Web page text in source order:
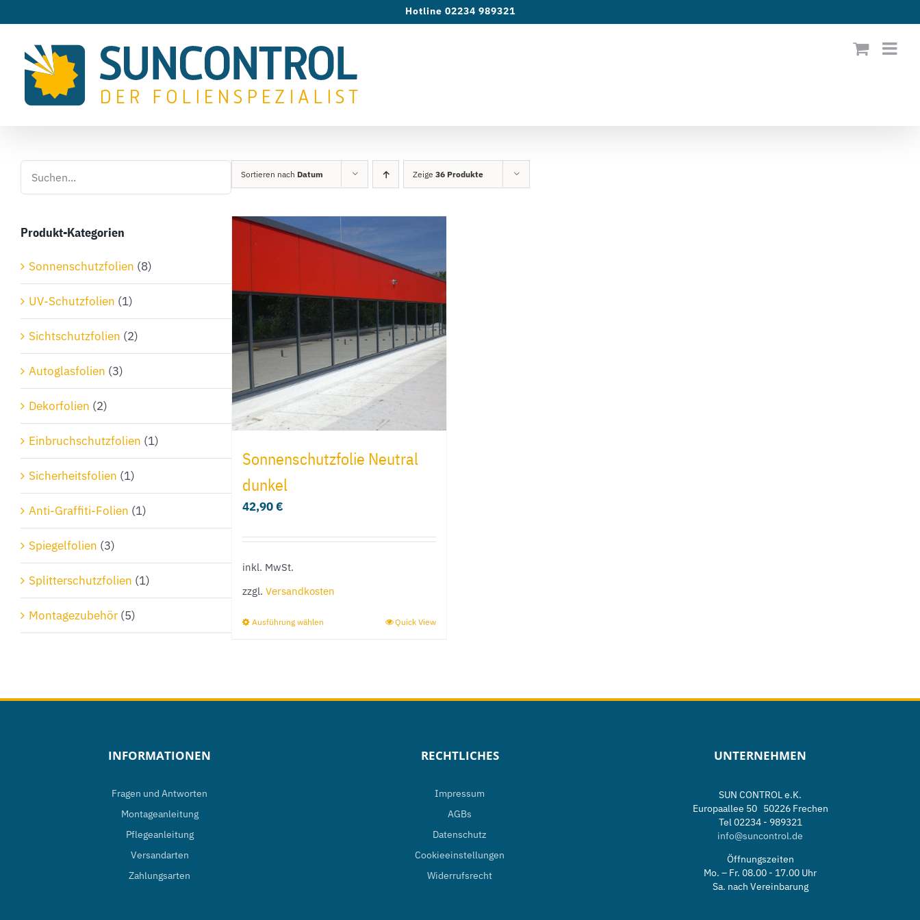
springen
Hotline 02234 989321
Sortieren nach Datum Zeige36 Produkte
Sonnenschutzfolie Neutral
dunkel
42,90€
inkl. MwSt.
zzgl.Versandkosten
Ausführung wählen Quick View
Produkt-Kategorien
Sonnenschutzfolien (8)
UV-Schutzfolien (1)
Sichtschutzfolien (2)
Autoglasfolien (3)
Dekorfolien (2)
Einbruchschutzfolien (1)
Sicherheitsfolien (1)
Anti-Graffiti-Folien (1)
Spiegelfolien (3)
Splitterschutzfolien (1)
Montagezubehör (5)
INFORMATIONEN
Fragen und Antworten
Montageanleitung
Pflegeanleitung
Versandarten
Zahlungsarten
RECHTLICHES
Impressum
AGBs
Datenschutz
Cookieeinstellungen
Widerrufsrecht
UNTERNEHMEN
SUN CONTROL e.K.
Europaallee 50 50226 Frechen
Tel 02234 - 989321
info@suncontrol.de
Öffnungszeiten
Mo. – Fr. 08.00 - 17.00 Uhr
Sa. nach Vereinbarung